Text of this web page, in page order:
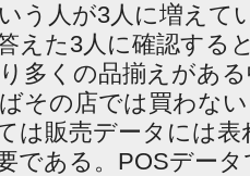
う人が3人に増えて
えた3人に確認する
多くの品揃えがあ
その店では買わな
は販売データには
である。POSデー